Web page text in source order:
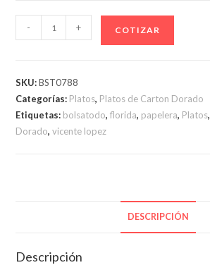
DIPLOMATICOS
28
cantidad
- + COTIZAR
SKU:BST0788
Categorías: Platos, Platos de Carton Dorado
Etiquetas: bolsatodo,florida, papelera, Platos,
Dorado,vicente lopez
DESCRIPCIÓN
Descripción